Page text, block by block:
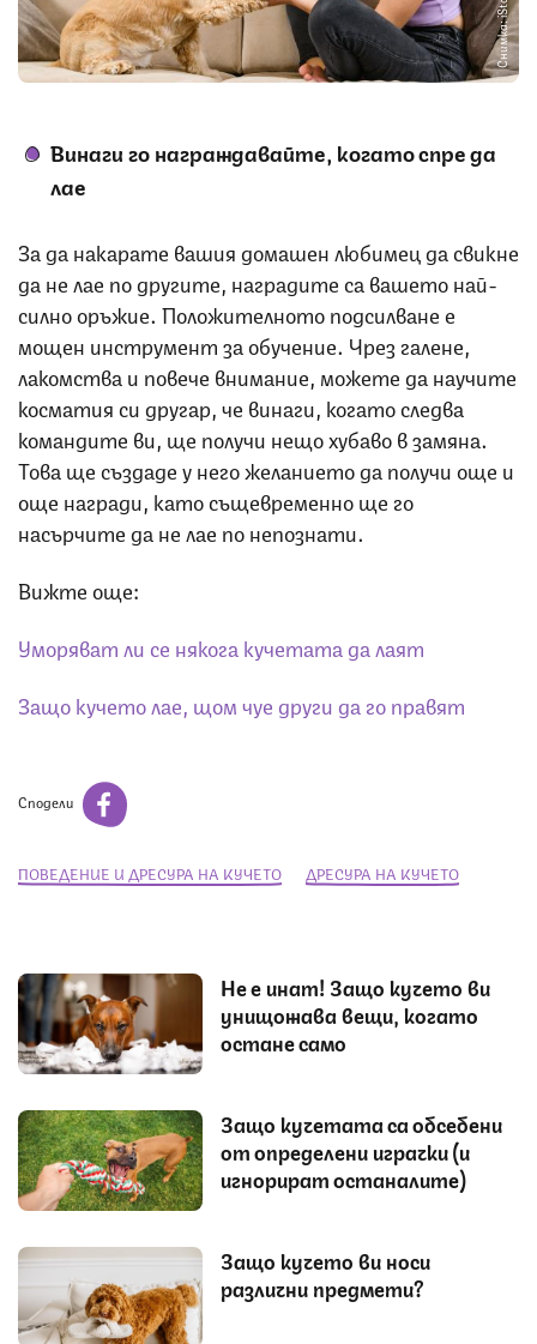
Снимка: iStock
Винаги го награждавайте, когато спре да
лае
За да накарате вашия домашен любимец да свикне
да не лае по другите, наградите са вашето най-
силно оръжие. Положителното подсилване е
мощен инструмент за обучение. Чрез галене,
лакомства и повече внимание, можете да научите
косматия си другар, че винаги, когато следва
командите ви, ще получи нещо хубаво в замяна.
Това ще създаде у него желанието да получи още и
още награди, като същевременно ще го
насърчите да не лае по непознати.
Вижте още:
Уморяват ли се някога кучетата да лаят
Защо кучето лае, щом чуе други да го правят
Сподели
ПОВЕДЕНИЕ И ДРЕСУРА НА КУЧЕТО ДРЕСУРА НА КУЧЕТО
Не е инат! Защо кучето ви
унищожава вещи, когато
остане само
Защо кучетата са обсебени
от определени играчки (и
игнорират останалите)
Защо кучето ви носи
различни предмети?